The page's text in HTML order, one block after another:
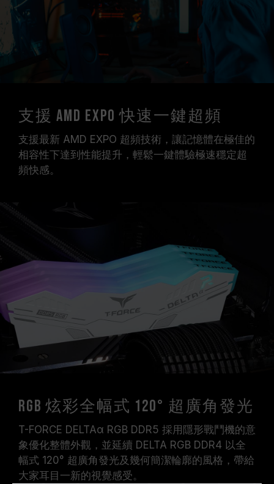
支援 AMD EXPO 快速一鍵超頻
支援最新 AMD EXPO 超頻技術，讓記憶體在極佳的
相容性下達到性能提升，輕鬆一鍵體驗極速穩定超
頻快感。
RGB 炫彩全幅式 120° 超廣角發光
T-FORCE DELTAα RGB DDR5 採用隱形戰鬥機的意
象優化整體外觀，並延續 DELTA RGB DDR4 以全
幅式 120° 超廣角發光及幾何簡潔輪廓的風格，帶給
大家耳目一新的視覺感受。